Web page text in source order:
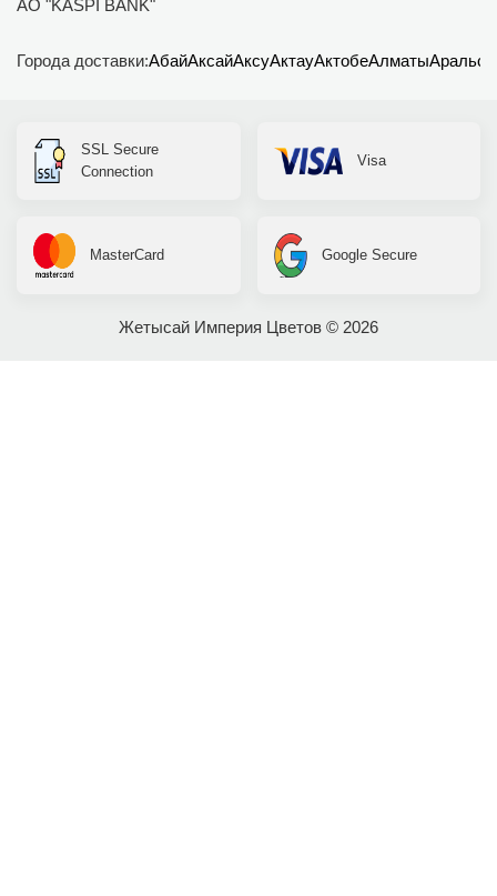
АО "KASPI BANK"
Города доставки:АбайАксайАксуАктауАктобеАлматыАральск
Жетысай Империя Цветов © 2026
SSL Secure
Connection
Visa
MasterCard Google Secure